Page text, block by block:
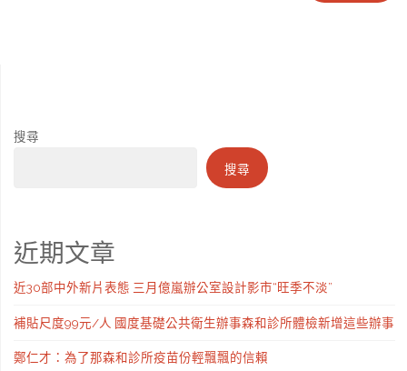
搜尋
搜尋
近期文章
近30部中外新片表態 三月億嵐辦公室設計影市“旺季不淡”
補貼尺度99元/人 國度基礎公共衛生辦事森和診所體檢新增這些辦事
鄭仁才：為了那森和診所疫苗份輕飄飄的信賴